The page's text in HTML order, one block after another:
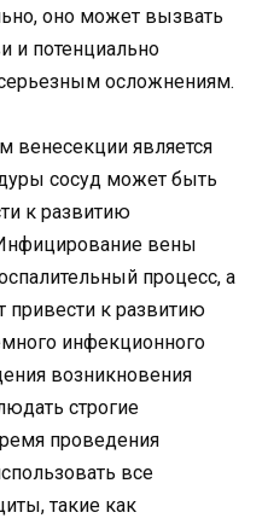
оно может вызвать
и потенциально
осложнениям.
является
сосуд может быть
к развитию
вены
процесс, а
привести к развитию
инфекционного
возникновения
строгие
проведения
все
такие как